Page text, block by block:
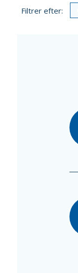
Filtrer efter: